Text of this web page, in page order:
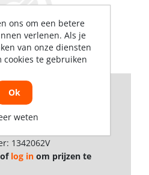
SKG***®
1342062V
log in om prijzen te
ons om een betere
verlenen. Als je
van onze diensten
cookies te gebruiken
Ok
weten